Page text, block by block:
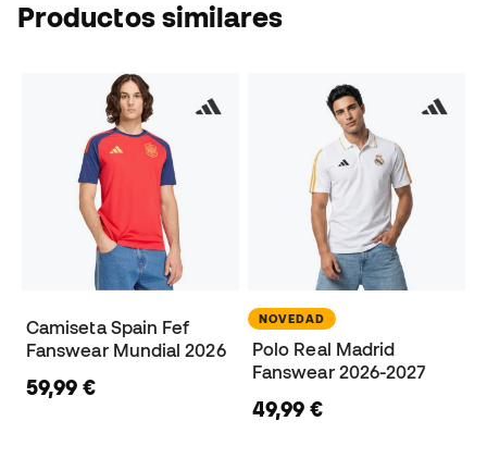
Productos similares
Camiseta Spain Fef
Fanswear Mundial 2026
59,99 €
NOVEDAD
Polo Real Madrid
Fanswear 2026-2027
49,99 €